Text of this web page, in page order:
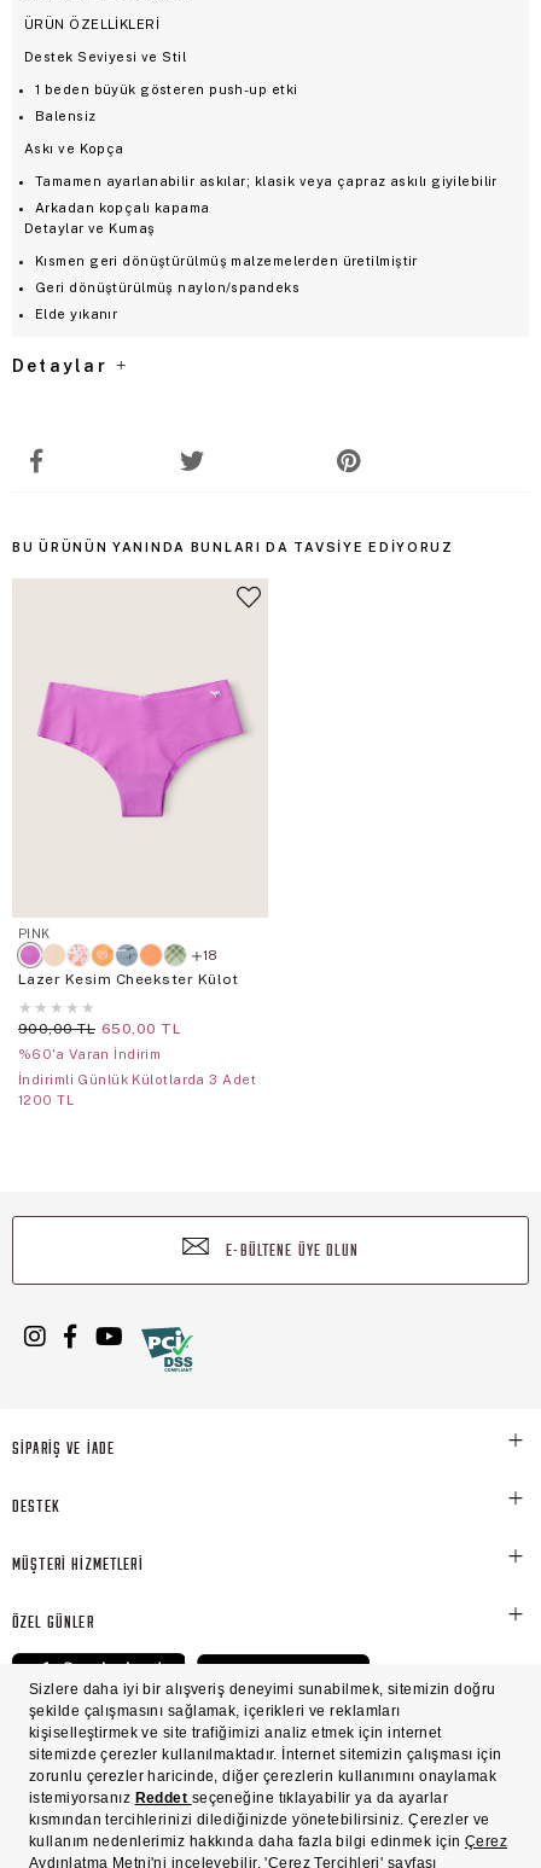
ÜRÜN ÖZELLİKLERİ
Destek Seviyesi ve Stil
1 beden büyük gösteren push-up etki
Balensiz
Askı ve Kopça
Tamamen ayarlanabilir askılar; klasik veya çapraz askılı giyilebilir
Arkadan kopçalı kapama
Detaylar ve Kumaş
Kısmen geri dönüştürülmüş malzemelerden üretilmiştir
Geri dönüştürülmüş naylon/spandeks
Elde yıkanır
Detaylar
BU ÜRÜNÜN YANINDA BUNLARI DA TAVSIYE EDIYORUZ
PINK
18
Lazer Kesim Cheekster Külot
★ ★ ★ ★ ★
900,00 TL 650,00 TL
%60'a Varan İndirim
İndirimli Günlük Külotlarda 3 Adet
1200 TL
E-BÜLTENE ÜYE OLUN
SİPARİŞ VE İADE
DESTEK
MÜŞTERİ HİZMETLERİ
ÖZEL GÜNLER
© Victoria's Secret Shaya Mağazacılık A.Ş. Franchise lisansı aracılığıyla işletilen ticari
markasıdır. Her hakkı saklıdır.
Süreç Bazlı Müşteri Aydınlatma Metni
Üyelik ve Gizlilik Sözleşmesi
İşlem Rehberi